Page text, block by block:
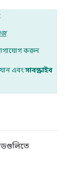
করুন
যান এবং সাবস্ক্রাইব